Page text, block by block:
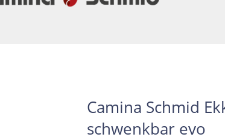
Camina Schmid
schwenkbar evo